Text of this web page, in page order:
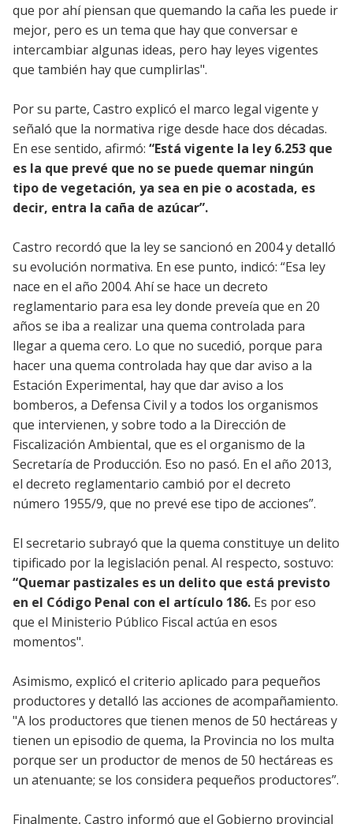
que por ahí piensan que quemando la caña les puede ir
mejor, pero es un tema que hay que conversar e
intercambiar algunas ideas, pero hay leyes vigentes
que también hay que cumplirlas".
Por su parte, Castro explicó el marco legal vigente y
señaló que la normativa rige desde hace dos décadas.
En ese sentido, afirmó: “Está vigente la ley 6.253 que
es la que prevé que no se puede quemar ningún
tipo de vegetación, ya sea en pie o acostada, es
decir, entra la caña de azúcar”.
Castro recordó que la ley se sancionó en 2004 y detalló
su evolución normativa. En ese punto, indicó: “Esa ley
nace en el año 2004. Ahí se hace un decreto
reglamentario para esa ley donde preveía que en 20
años se iba a realizar una quema controlada para
llegar a quema cero. Lo que no sucedió, porque para
hacer una quema controlada hay que dar aviso a la
Estación Experimental, hay que dar aviso a los
bomberos, a Defensa Civil y a todos los organismos
que intervienen, y sobre todo a la Dirección de
Fiscalización Ambiental, que es el organismo de la
Secretaría de Producción. Eso no pasó. En el año 2013,
el decreto reglamentario cambió por el decreto
número 1955/9, que no prevé ese tipo de acciones”.
El secretario subrayó que la quema constituye un delito
tipificado por la legislación penal. Al respecto, sostuvo:
“Quemar pastizales es un delito que está previsto
en el Código Penal con el artículo 186. Es por eso
que el Ministerio Público Fiscal actúa en esos
momentos".
Asimismo, explicó el criterio aplicado para pequeños
productores y detalló las acciones de acompañamiento.
"A los productores que tienen menos de 50 hectáreas y
tienen un episodio de quema, la Provincia no los multa
porque ser un productor de menos de 50 hectáreas es
un atenuante; se los considera pequeños productores”.
Finalmente, Castro informó que el Gobierno provincial